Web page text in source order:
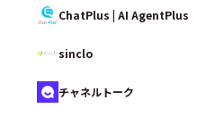
ChatPlus | AI AgentPlus
sinclo
チャネルトーク